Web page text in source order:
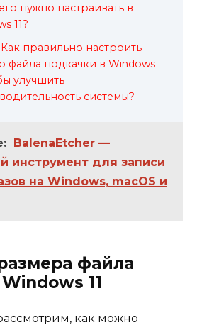
нужно настраивать в
11?
Как правильно настроить
файла подкачки в Windows
улучшить
системы?
BalenaEtcher —
инструмент для записи
на Windows, macOS и
файла
11
как можно